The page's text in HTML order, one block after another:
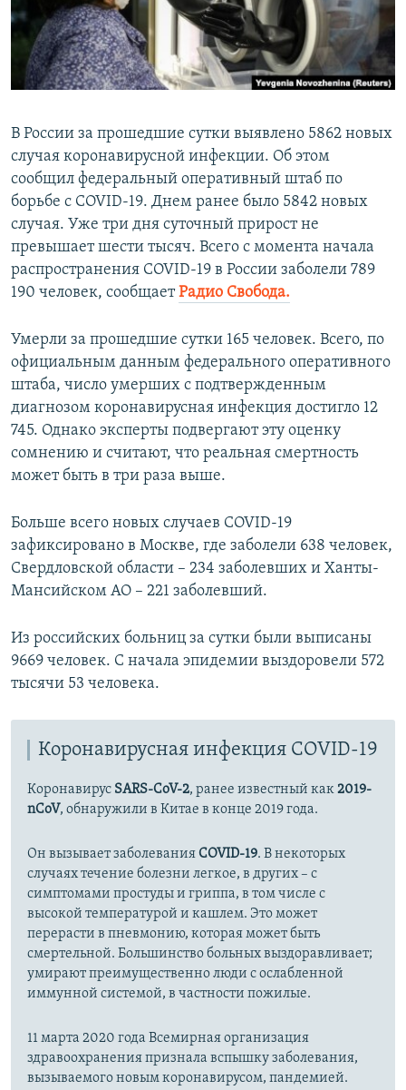
ПОБЕДИТЕЛЕЙ НЕ СУДЯТ?
КРЫМ.НЕПОКОРЕННЫЙ
ELIFBE
ПРИСОЕДИНЯЙТЕСЬ!
Все сайты RFE/RL
В России за прошедшие сутки выявлено 5862 новых
случая коронавирусной инфекции. Об этом
сообщил федеральный оперативный штаб по
борьбе с COVID-19. Днем ранее было 5842 новых
случая. Уже три дня суточный прирост не
превышает шести тысяч. Всего с момента начала
распространения COVID-19 в России заболели 789
190 человек, сообщаетРадио Свобода.
Умерли за прошедшие сутки 165 человек. Всего, по
официальным данным федерального оперативного
штаба, число умерших с подтвержденным
диагнозом коронавирусная инфекция достигло 12
745. Однако эксперты подвергают эту оценку
сомнению и считают, что реальная смертность
может быть в три раза выше.
Больше всего новых случаев COVID-19
зафиксировано в Москве, где заболели 638 человек,
Свердловской области – 234 заболевших и Ханты-
Мансийском АО – 221 заболевший.
Из российских больниц за сутки были выписаны
9669 человек. С начала эпидемии выздоровели 572
тысячи 53 человека.
Коронавирусная инфекция COVID-19
Коронавирус SARS-CoV-2, ранее известный как2019-
nCoV, обнаружили в Китае в конце 2019 года.
Он вызывает заболеванияCOVID-19. В некоторых
случаях течение болезни легкое, в других – с
симптомами простуды и гриппа, в том числе с
высокой температурой и кашлем. Это может
перерасти в пневмонию, которая может быть
смертельной. Большинство больных выздоравливает;
умирают преимущественно люди с ослабленной
иммунной системой, в частности пожилые.
11 марта 2020 года Всемирная организация
здравоохранения признала вспышку заболевания,
вызываемого новым коронавирусом, пандемией.